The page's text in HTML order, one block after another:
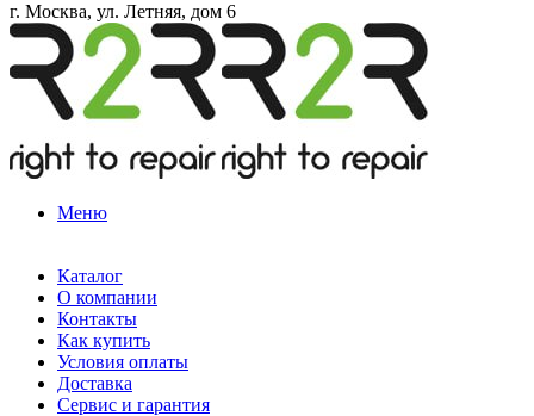
г. Москва, ул. Летняя, дом 6
Меню
Каталог
О компании
Контакты
Как купить
Условия оплаты
Доставка
Сервис и гарантия